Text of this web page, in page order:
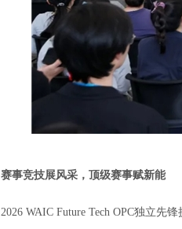
赛事竞技展风采，顶级赛事赋新能
2026 WAIC Future Tech OPC独立先